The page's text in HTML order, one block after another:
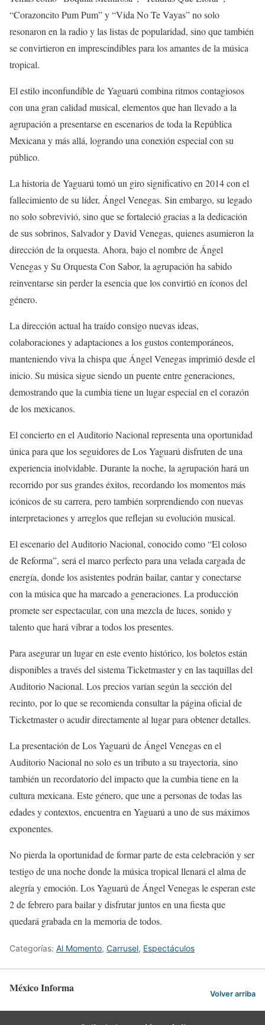
“Corazoncito Pum Pum” y “Vida No Te Vayas” no solo
resonaron en la radio y las listas de popularidad, sino que también
se convirtieron en imprescindibles para los amantes de la música
tropical.
El estilo inconfundible de Yaguarú combina ritmos contagiosos
con una gran calidad musical, elementos que han llevado a la
agrupación a presentarse en escenarios de toda la República
Mexicana y más allá, logrando una conexión especial con su
público.
La historia de Yaguarú tomó un giro significativo en 2014 con el
fallecimiento de su líder, Ángel Venegas. Sin embargo, su legado
no solo sobrevivió, sino que se fortaleció gracias a la dedicación
de sus sobrinos, Salvador y David Venegas, quienes asumieron la
dirección de la orquesta. Ahora, bajo el nombre de Ángel
Venegas y Su Orquesta Con Sabor, la agrupación ha sabido
reinventarse sin perder la esencia que los convirtió en íconos del
género.
La dirección actual ha traído consigo nuevas ideas,
colaboraciones y adaptaciones a los gustos contemporáneos,
manteniendo viva la chispa que Ángel Venegas imprimió desde el
inicio. Su música sigue siendo un puente entre generaciones,
demostrando que la cumbia tiene un lugar especial en el corazón
de los mexicanos.
El concierto en el Auditorio Nacional representa una oportunidad
única para que los seguidores de Los Yaguarú disfruten de una
experiencia inolvidable. Durante la noche, la agrupación hará un
recorrido por sus grandes éxitos, recordando los momentos más
icónicos de su carrera, pero también sorprendiendo con nuevas
interpretaciones y arreglos que reflejan su evolución musical.
El escenario del Auditorio Nacional, conocido como “El coloso
de Reforma”, será el marco perfecto para una velada cargada de
energía, donde los asistentes podrán bailar, cantar y conectarse
con la música que ha marcado a generaciones. La producción
promete ser espectacular, con una mezcla de luces, sonido y
talento que hará vibrar a todos los presentes.
Para asegurar un lugar en este evento histórico, los boletos están
disponibles a través del sistema Ticketmaster y en las taquillas del
Auditorio Nacional. Los precios varían según la sección del
recinto, por lo que se recomienda consultar la página oficial de
Ticketmaster o acudir directamente al lugar para obtener detalles.
La presentación de Los Yaguarú de Ángel Venegas en el
Auditorio Nacional no solo es un tributo a su trayectoria, sino
también un recordatorio del impacto que la cumbia tiene en la
cultura mexicana. Este género, que une a personas de todas las
edades y contextos, encuentra en Yaguarú a uno de sus máximos
exponentes.
No pierda la oportunidad de formar parte de esta celebración y ser
testigo de una noche donde la música tropical llenará el alma de
alegría y emoción. Los Yaguarú de Ángel Venegas le esperan este
2 de febrero para bailar y disfrutar juntos en una fiesta que
quedará grabada en la memoria de todos.
Categorías: Al Momento, Carrusel, Espectáculos
México Informa Volver arriba